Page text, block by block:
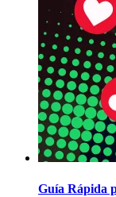
Guía Rápida